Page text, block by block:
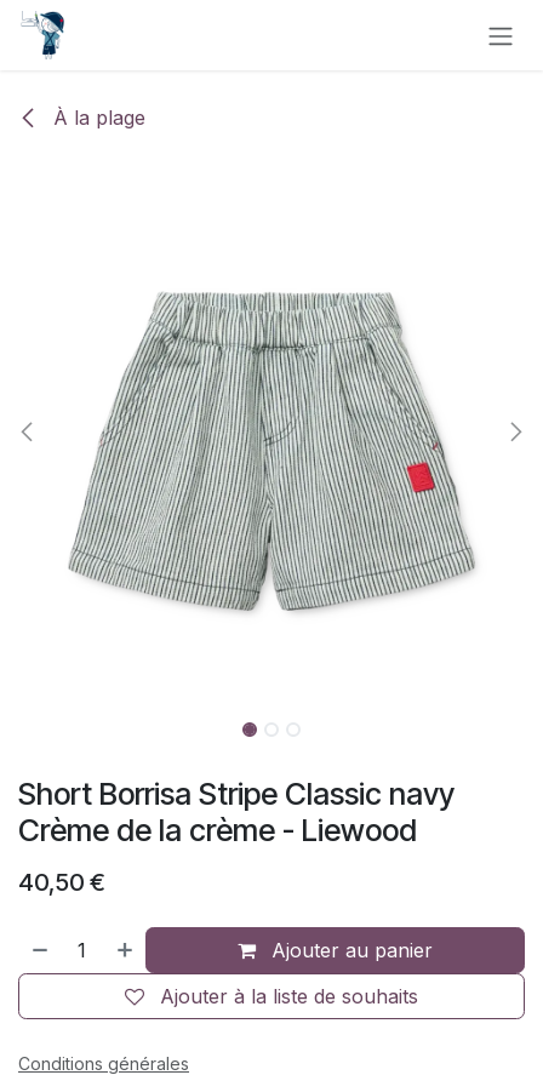
Se rendre au contenu
À la plage
Short Borrisa Stripe Classic navy
Crème de la crème - Liewood
40,50 €
Ajouter au panier
Ajouter à la liste de souhaits
Conditions générales